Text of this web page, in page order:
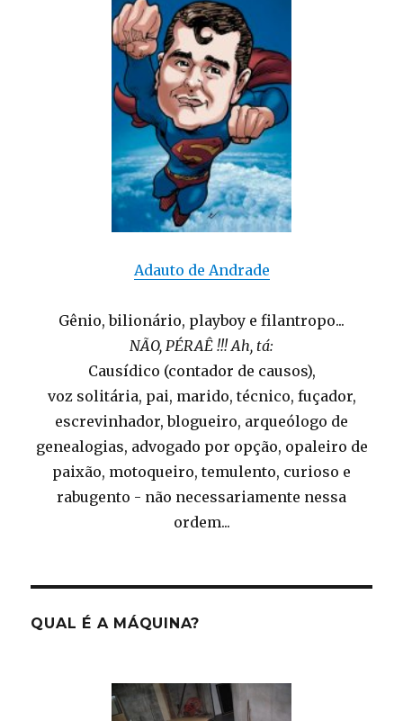
Adauto de Andrade
Gênio, bilionário, playboy e filantropo...
NÃO, PÉRAÊ !!! Ah, tá:
Causídico (contador de causos),
voz solitária, pai, marido, técnico, fuçador,
escrevinhador, blogueiro, arqueólogo de
genealogias, advogado por opção, opaleiro de
paixão, motoqueiro, temulento, curioso e
rabugento - não necessariamente nessa
ordem...
QUAL É A MÁQUINA?